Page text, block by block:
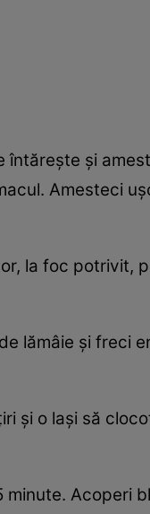
întăreşte şi
Amesteci
la foc potrivit,
lămâie şi freci
şi o laşi să
minute. Acoperi